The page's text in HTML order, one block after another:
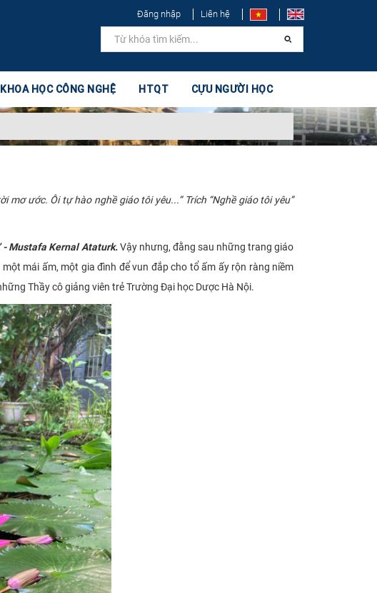
Đăng nhập Liên hệ
KHOA HỌC CÔNG NGHỆ HTQT CỰU NGƯỜI HỌC
ước. Ôi tự hào nghề giáo tôi yêu...” Trích “Nghề giáo tôi yêu”
- Mustafa Kernal Ataturk.Vậy nhưng, đằng sau những trang giáo
mái ấm, một gia đình để vun đắp cho tổ ấm ấy rộn ràng niềm
Thầy cô giảng viên trẻ Trường Đại học Dược Hà Nội.